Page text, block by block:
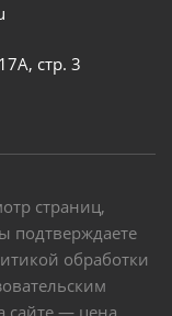
стр. 3
страниц,
подтверждаете
обработки
сайте — цена,